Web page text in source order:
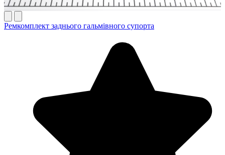
Ремкомплект заднього гальмівного супорта